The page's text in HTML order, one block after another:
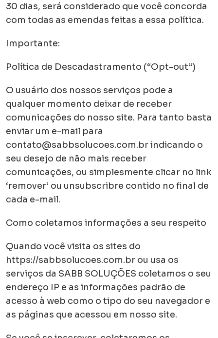
30 dias, será considerado que você concorda
com todas as emendas feitas a essa política.
Importante:
Política de Descadastramento (“Opt-out”)
O usuário dos nossos serviços pode a
qualquer momento deixar de receber
comunicações do nosso site. Para tanto basta
enviar um e-mail para
contato@sabbsolucoes.com.br indicando o
seu desejo de não mais receber
comunicações, ou simplesmente clicar no link
‘remover’ ou unsubscribre contido no final de
cada e-mail.
Como coletamos informações a seu respeito
Quando você visita os sites do
https://sabbsolucoes.com.br ou usa os
serviços da SABB SOLUÇÕES coletamos o seu
endereço IP e as informações padrão de
acesso à web como o tipo do seu navegador e
as páginas que acessou em nosso site.